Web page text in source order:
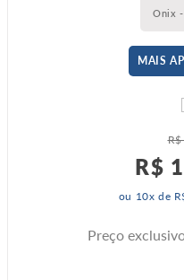
Onix -
MAIS
R$
R$ 1
ou 10x de
Preço